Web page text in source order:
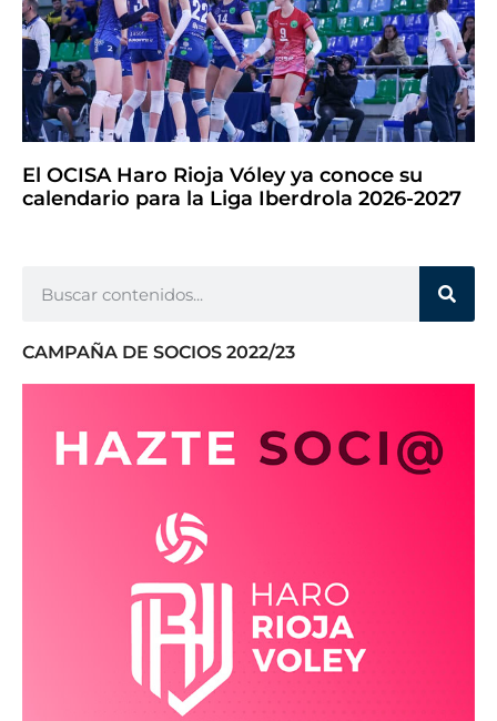
El OCISA Haro Rioja Vóley ya conoce su
calendario para la Liga Iberdrola 2026-2027
CAMPAÑA DE SOCIOS 2022/23